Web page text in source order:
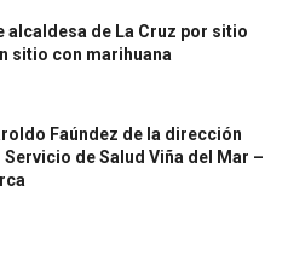
alcaldesa de La Cruz por sitio
sitio con marihuana
Faúndez de la dirección
de Salud Viña del Mar –